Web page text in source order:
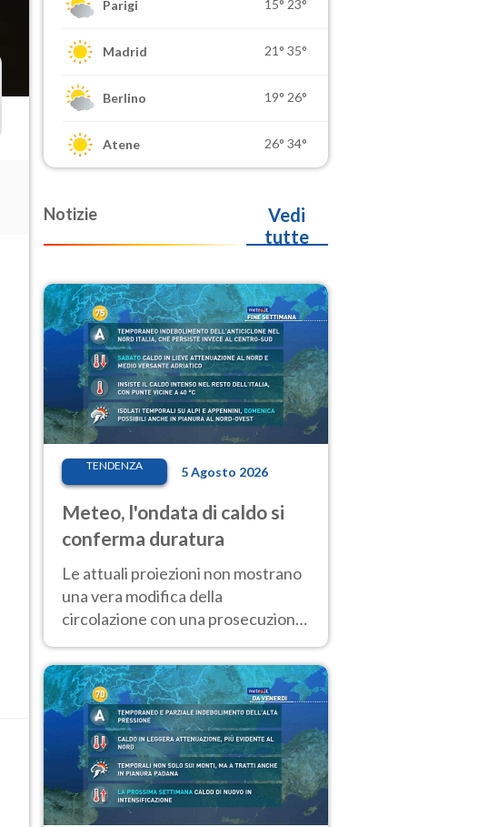
Parigi 15° 23°
Madrid 21° 35°
Berlino 19° 26°
Atene 26° 34°
Notizie
Vedi
tutte
TENDENZA 5 Agosto 2026
Meteo, l'ondata di caldo si
conferma duratura
Le attuali proiezioni non mostrano
una vera modifica della
circolazione con una prosecuzione
giorni, compresa la settimana di
Ferragosto